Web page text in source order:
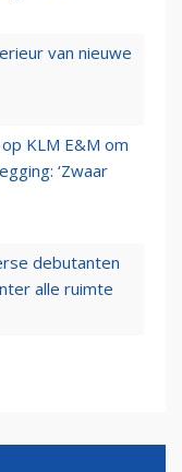
van nieuwe
KLM E&M om
‘Zwaar
debutanten
alle ruimte